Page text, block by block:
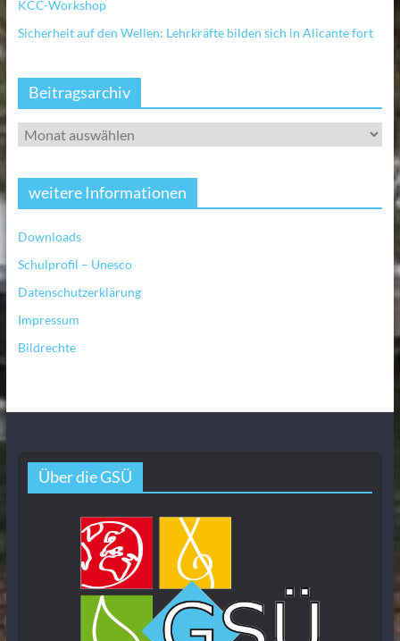
KCC-Workshop
Sicherheit auf den Wellen: Lehrkräfte bilden sich in Alicante fort
Beitragsarchiv
weitere Informationen
Downloads
Schulprofil – Unesco
Datenschutzerklärung
Impressum
Bildrechte
Über die GSÜ